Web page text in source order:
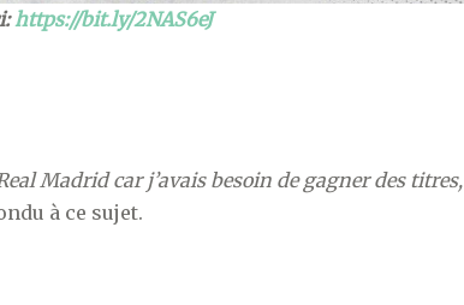
https://bit.ly/2NAS6eJ
Madrid car j’avais besoin de gagner des titres,
à ce sujet.